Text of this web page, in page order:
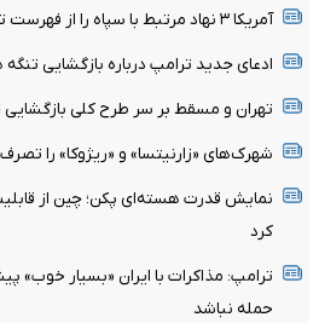
آمریکا ۳ نهاد مرتبط با سپاه را از فهرست تحریم‌ها خارج کرد
ادعای جدید ترامپ درباره بازگشایی تنگه
تهران و مسقط بر سر طرح کلی بازگشایی
شهرک‌های «زارنیتسا» و «ریژوکا» را
نمایش قدرت هسته‌ای پکن؛ چین از
کرد
ترامپ: مذاکرات با ایران «بسیار خوب»
حمله نباشد